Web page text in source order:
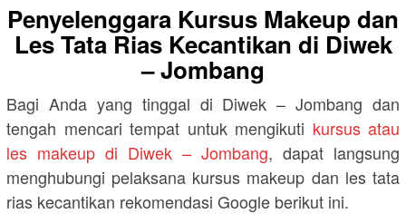
Penyelenggara Kursus Makeup dan
Les Tata Rias Kecantikan di Diwek
– Jombang
Bagi Anda yang tinggal di Diwek – Jombang dan
tengah mencari tempat untuk mengikuti kursus atau
les makeup di Diwek – Jombang, dapat langsung
menghubungi pelaksana kursus makeup dan les tata
rias kecantikan rekomendasi Google berikut ini.